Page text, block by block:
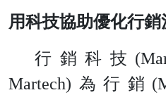
用科技協助優化行銷
行銷科 技
Martech) 為行 銷